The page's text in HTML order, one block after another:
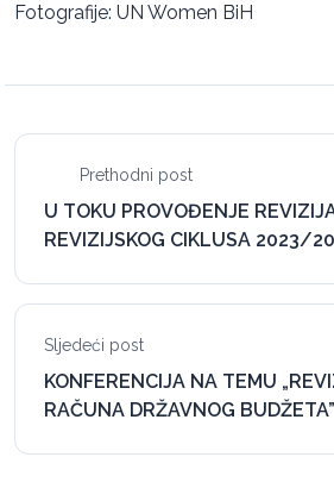
Fotografije: UN Women BiH
Prethodni post
U TOKU PROVOĐENJE
REVIZIJSKOG CIKLUSA 2023/
Sljedeći post
KONFERENCIJA NA TEMU
RAČUNA DRŽAVNOG BUDŽETA”